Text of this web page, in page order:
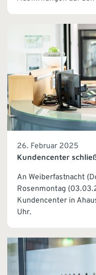
26. Februar 2025
Kundencenter
An Weiberfastnacht
Rosenmontag
Kundencenter in
Uhr.